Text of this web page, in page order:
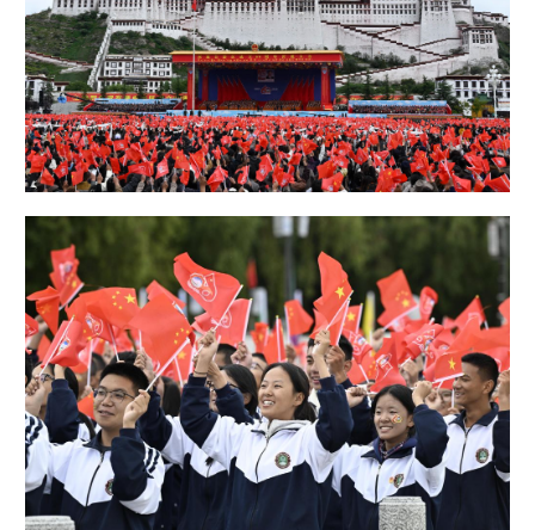
学术中国 乡村振兴 银龄 溯源中国
城市 旅游 能源 会展
彩票 娱乐 时尚 悦读
公益 一带一路 亚太网 上市公司
文化产业
地方频道
北京 天津 河北 山西
辽宁 吉林 上海 江苏
浙江 安徽 福建 江西